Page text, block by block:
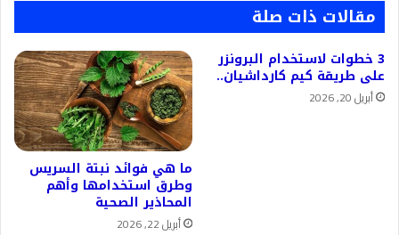
مقالات ذات صلة
3 خطوات لاستخدام البرونزر
على طريقة كيم كارداشيان..
أبريل 20, 2026
ما هي فوائد نبتة السريس
وطرق استخدامها وأهم
المحاذير الصحية
أبريل 22, 2026